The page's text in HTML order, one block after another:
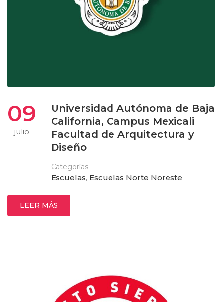
09
julio
Universidad Autónoma de Baja
California, Campus Mexicali
Facultad de Arquitectura y
Diseño
Categorías
Escuelas, Escuelas Norte Noreste
LEER MÁS